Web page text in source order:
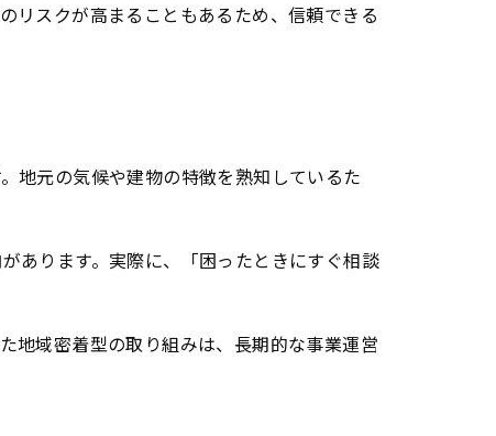
リスクが高まることもあるため、信頼できる
地元の気候や建物の特徴を熟知しているた
あります。実際に、「困ったときにすぐ相談
地域密着型の取り組みは、長期的な事業運営